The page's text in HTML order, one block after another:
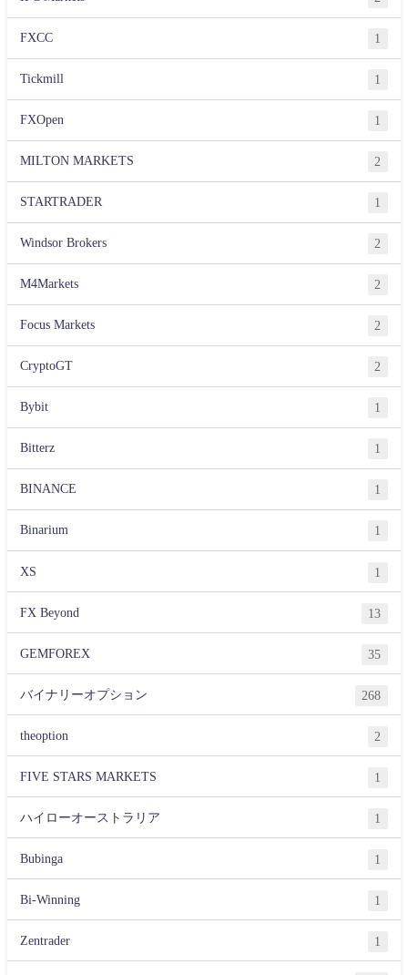
FXCC 1
Tickmill 1
FXOpen 1
MILTON MARKETS 2
STARTRADER 1
Windsor Brokers 2
M4Markets 2
Focus Markets 2
CryptoGT 2
Bybit 1
Bitterz 1
BINANCE 1
Binarium 1
XS 1
FX Beyond 13
GEMFOREX 35
バイナリーオプション 268
theoption 2
FIVE STARS MARKETS 1
ハイローオーストラリア 1
Bubinga 1
Bi-Winning 1
Zentrader 1